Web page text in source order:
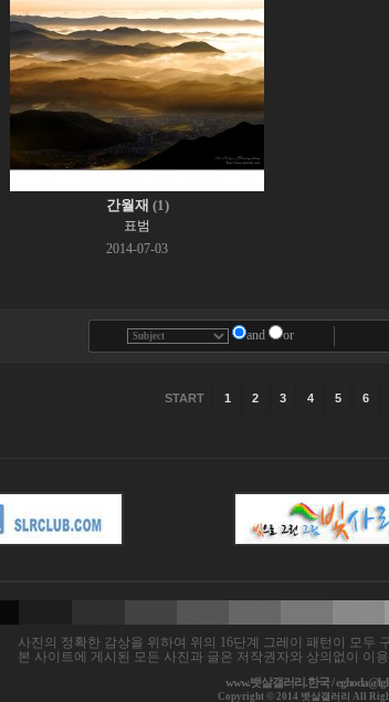
간월재 (1)
표범
2014-07-03
and or
START 1 2 3 4 5 6
사진의 정확한 감상을 위하여 위의 16단계 그레이 패턴이 모두
본 사이트에 게시된 모든 사진과 글은 저작권자와 상의없이 이
www.뱃살갤러리.한국 /
Copyright © 2014 뱃살갤러리 All